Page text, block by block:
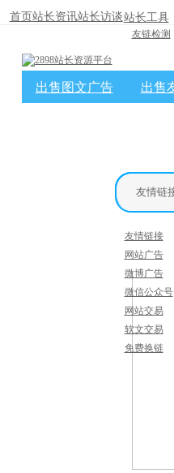
首页 站长资讯站长访谈站长工具
友链检测
友情链
友情链接
网站广告
微博广告
微信公众号
网站交易
软文交易
免费换链
出售图文广告 出售